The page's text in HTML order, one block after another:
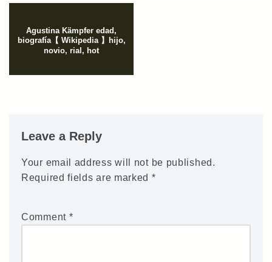
Agustina Kämpfer edad,
biografía【 Wikipedia 】hijo,
novio, rial, hot
Leave a Reply
Your email address will not be published.
Required fields are marked *
Comment *